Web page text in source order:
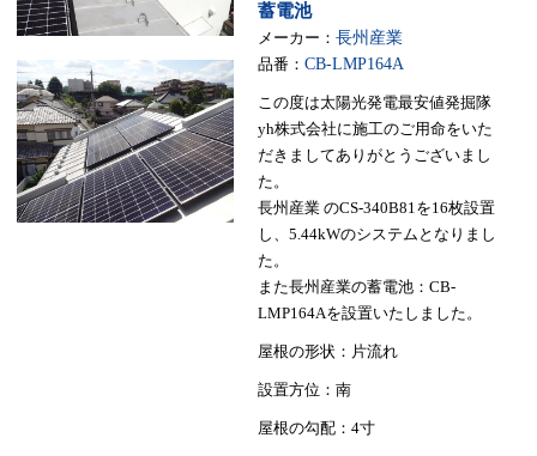
蓄電池
メーカー： 長州産業
品番： CB-LMP164A
この度は太陽光発電最安値発掘隊
yh株式会社に施工のご用命をいた
だきましてありがとうございまし
た。
長州産業 のCS-340B81を16枚設置
し、5.44kWのシステムとなりまし
た。
また長州産業の蓄電池：CB-
LMP164Aを設置いたしました。
屋根の形状：片流れ
設置方位：南
屋根の勾配：4寸